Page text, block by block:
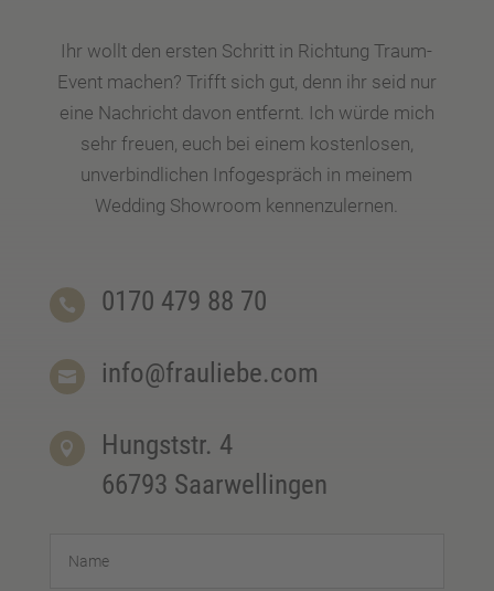
Ihr wollt den ersten Schritt in Richtung Traum-
Event machen? Trifft sich gut, denn ihr seid nur
eine Nachricht davon entfernt. Ich würde mich
sehr freuen, euch bei einem kostenlosen,
unverbindlichen Infogespräch in meinem
Wedding Showroom kennenzulernen.
 0170 479 88 70
 info@frauliebe.com

Hungststr. 4
66793 Saarwellingen